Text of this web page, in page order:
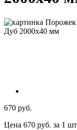
670 руб.
Цена 670 руб. за 1 шт